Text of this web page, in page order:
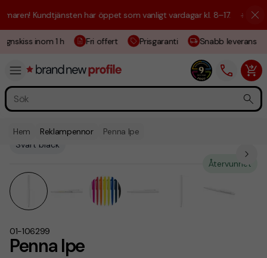
Kundtjänsten har öppet som vanligt vardagar kl. 8–17. ☀️ Vi är
inom 1 h Fri offert Prisgaranti Snabb leverans
Hem Reklampennor Penna Ipe
Penna Ipe
01-106299
Återvunnet
Svart bläck